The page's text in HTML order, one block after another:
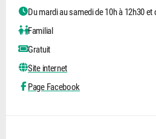
Du mardi au samedi de 10h à 12h30 et
Familial
Gratuit
Site internet
Page Facebook